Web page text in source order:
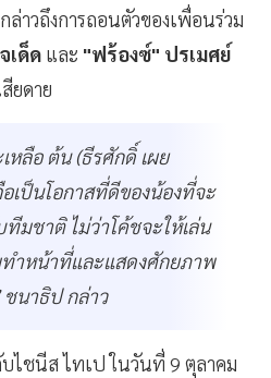
าวถึงการถอนตัวของเพื่อนร่วม
เด็ด และ "ฟร้องซ์" ปรเมศย์
ยดาย
หลือ ต้น (ธีรศักดิ์ เผย
เป็นโอกาสที่ดีของน้องที่จะ
มชาติ ไม่ว่าโค้ชจะให้เล่น
ำหน้าที่และแสดงศักยภาพ
นาธิป กล่าว
ไชนีส ไทเป ในวันที่ 9 ตุลาคม